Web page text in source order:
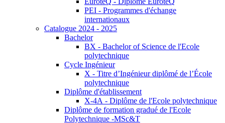
PEI - Programmes d'échange
internationaux
Catalogue 2024 - 2025
Bachelor
BX - Bachelor of Science de l'Ecole
polytechnique
Cycle Ingénieur
X - Titre d’Ingénieur diplômé de l’École
polytechnique
Diplôme d'établissement
X-4A - Diplôme de l'Ecole polytechnique
Diplôme de formation gradué de l'Ecole
Polytechnique -MSc&T